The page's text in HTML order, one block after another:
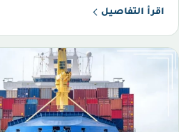
اقرأ التفاصيل